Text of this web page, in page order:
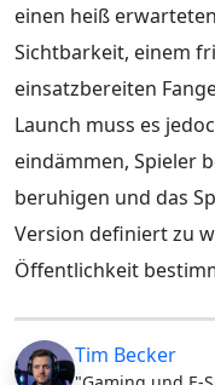
einen heiß
Sichtbarkeit, einem
einsatzbereiten
Launch muss es
eindämmen, Spieler
beruhigen und das
Version definiert zu
Öffentlichkeit
Tim Becker